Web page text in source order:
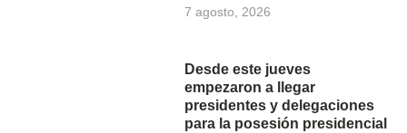
7 agosto, 2026
Desde este jueves
empezaron a llegar
presidentes y delegaciones
para la posesión presidencial